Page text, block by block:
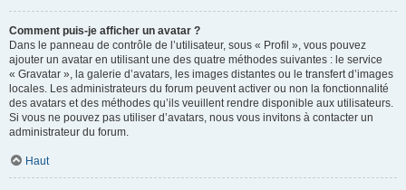
Comment puis-je afficher un avatar ?
Dans le panneau de contrôle de l’utilisateur, sous « Profil », vous pouvez
ajouter un avatar en utilisant une des quatre méthodes suivantes : le service
« Gravatar », la galerie d’avatars, les images distantes ou le transfert d’images
locales. Les administrateurs du forum peuvent activer ou non la fonctionnalité
des avatars et des méthodes qu’ils veuillent rendre disponible aux utilisateurs.
Si vous ne pouvez pas utiliser d’avatars, nous vous invitons à contacter un
administrateur du forum.
Haut